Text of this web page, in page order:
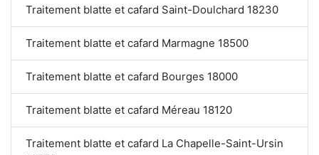
Traitement blatte et cafard Saint-Doulchard 18230
Traitement blatte et cafard Marmagne 18500
Traitement blatte et cafard Bourges 18000
Traitement blatte et cafard Méreau 18120
Traitement blatte et cafard La Chapelle-Saint-Ursin